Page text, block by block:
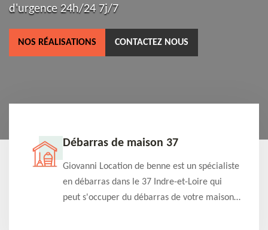
d'urgence 24h/24 7j/7
NOS RÉALISATIONS CONTACTEZ NOUS
Débarras de maison 37
Giovanni Location de benne est un spécialiste
en débarras dans le 37 Indre-et-Loire qui
peut s'occuper du débarras de votre maison